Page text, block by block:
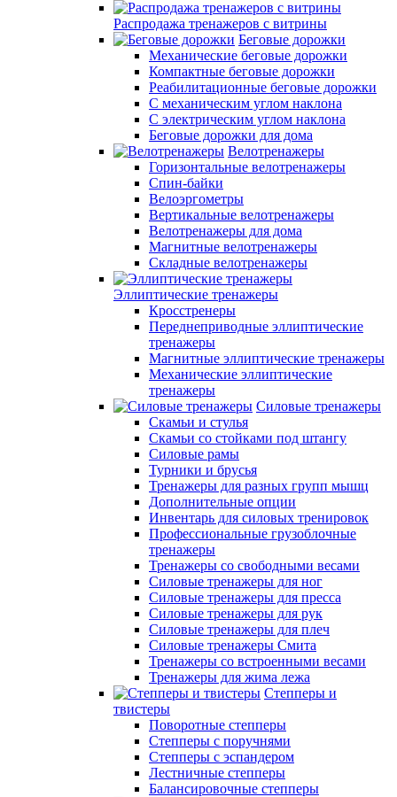
Распродажа тренажеров с витрины
Беговые дорожки
Механические беговые дорожки
Компактные беговые дорожки
Реабилитационные беговые дорожки
С механическим углом наклона
С электрическим углом наклона
Беговые дорожки для дома
Велотренажеры
Горизонтальные велотренажеры
Спин-байки
Велоэргометры
Вертикальные велотренажеры
Велотренажеры для дома
Магнитные велотренажеры
Складные велотренажеры
Эллиптические тренажеры
Кросстренеры
Переднеприводные эллиптические
тренажеры
Магнитные эллиптические тренажеры
Механические эллиптические
тренажеры
Силовые тренажеры
Скамьи и стулья
Скамьи со стойками под штангу
Силовые рамы
Турники и брусья
Тренажеры для разных групп мышц
Дополнительные опции
Инвентарь для силовых тренировок
Профессиональные грузоблочные
тренажеры
Тренажеры со свободными весами
Силовые тренажеры для ног
Силовые тренажеры для пресса
Силовые тренажеры для рук
Силовые тренажеры для плеч
Силовые тренажеры Смита
Тренажеры со встроенными весами
Тренажеры для жима лежа
Степперы и
твистеры
Поворотные степперы
Степперы с поручнями
Степперы с эспандером
Лестничные степперы
Балансировочные степперы